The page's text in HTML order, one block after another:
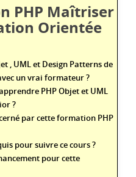
PHP Maîtriser
Orientée
, UML et Design Patterns de
un vrai formateur ?
PHP Objet et UML
?
par cette formation PHP
pour suivre ce cours ?
pour cette